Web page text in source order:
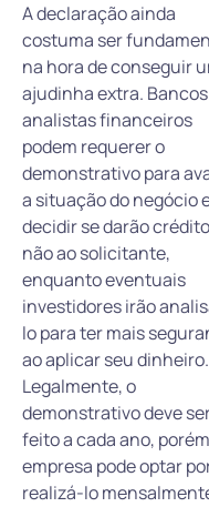
A declaração ainda
costuma ser
na hora de conseguir
ajudinha extra.
analistas financeiros
podem requerer o
demonstrativo para
a situação do negócio
decidir se darão
não ao solicitante,
enquanto eventuais
investidores irão
lo para ter mais
ao aplicar seu dinheiro.
Legalmente, o
demonstrativo deve
feito a cada ano,
empresa pode optar
realizá-lo